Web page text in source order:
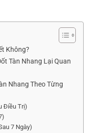
Không?
Tàn Nhang Lại Quan
Nhang Theo Từng
Điều Trị)
7 Ngày)